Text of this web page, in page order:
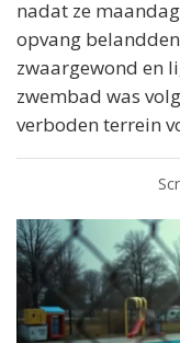
nadat ze
opvang
zwaargewond en
zwembad was
verboden terrein